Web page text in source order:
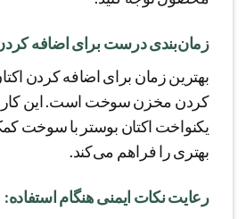
زمان‌بندی درست برای اضافه
بهترین زمان برای اضافه کردن
کردن مخزن سوخت است. این
یکنواخت اکتان بوستر با سوخت
بهتری را فراهم می‌کند.
رعایت نکات ایمنی هنگام استفاده: